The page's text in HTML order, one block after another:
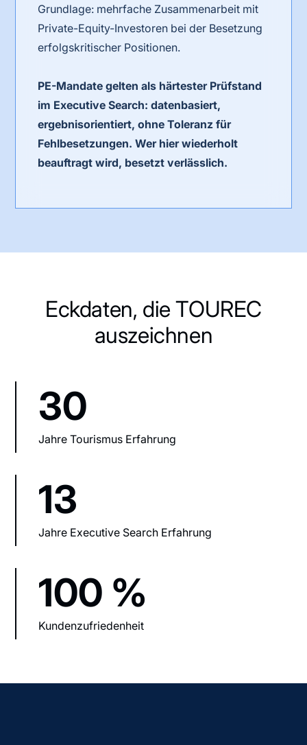
Grundlage: mehrfache Zusammenarbeit mit
Private-Equity-Investoren bei der Besetzung
erfolgskritischer Positionen.
PE-Mandate gelten als härtester Prüfstand
im Executive Search: datenbasiert,
ergebnisorientiert, ohne Toleranz für
Fehlbesetzungen. Wer hier wiederholt
beauftragt wird, besetzt verlässlich.
Eckdaten, die TOUREC
auszeichnen
30
Jahre Tourismus Erfahrung
13
Jahre Executive Search Erfahrung
100 %
Kundenzufriedenheit